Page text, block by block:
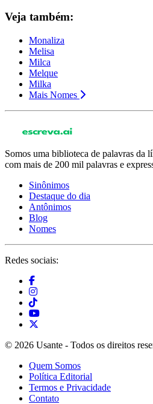
Veja também:
Monaliza
Melisa
Milca
Melque
Milka
Mais Nomes
Somos uma biblioteca de palavras da
com mais de 200 mil palavras e
Sinônimos
Destaque do dia
Antônimos
Blog
Nomes
Redes sociais:
© 2026 Usante - Todos os direitos
Quem Somos
Política Editorial
Termos e Privacidade
Contato